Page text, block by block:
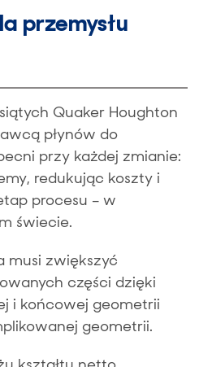
przemysłu
Quaker Houghton
płynów do
przy każdej zmianie:
redukując koszty i
procesu – w
świecie.
musi zwiększyć
części dzięki
i końcowej geometrii
geometrii.